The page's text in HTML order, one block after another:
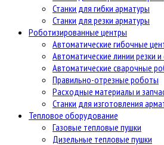
Станки для гибки арматуры
Станки для резки арматуры
Роботизированные центры
Автоматические гибочные
Автоматические линии резки
Автоматические сварочные
Правильно-отрезные роботы
Расходные материалы и
Станки для изготовления
Тепловое оборудование
Газовые тепловые пушки
Дизельные тепловые пушки